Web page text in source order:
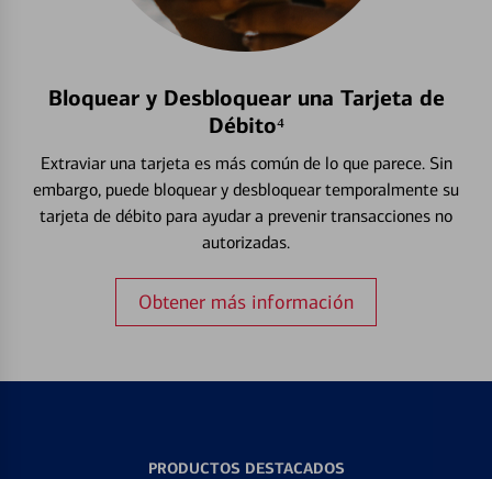
Bloquear y Desbloquear una Tarjeta de
Débito⁴
Extraviar una tarjeta es más común de lo que parece. Sin
embargo, puede bloquear y desbloquear temporalmente su
tarjeta de débito para ayudar a prevenir transacciones no
autorizadas.
Obtener más información
PRODUCTOS DESTACADOS